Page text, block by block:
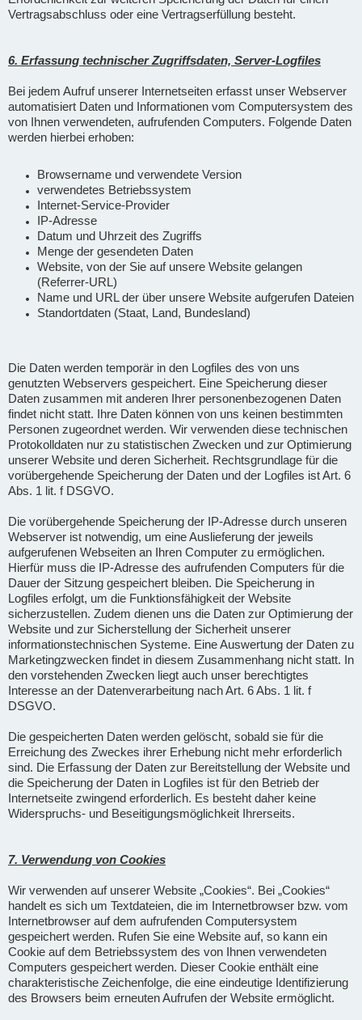
Vertragsabschluss oder eine Vertragserfüllung besteht.
6. Erfassung technischer Zugriffsdaten, Server-Logfiles
Bei jedem Aufruf unserer Internetseiten erfasst unser Webserver
automatisiert Daten und Informationen vom Computersystem des
von Ihnen verwendeten, aufrufenden Computers. Folgende Daten
werden hierbei erhoben:
Browsername und verwendete Version
verwendetes Betriebssystem
Internet-Service-Provider
IP-Adresse
Datum und Uhrzeit des Zugriffs
Menge der gesendeten Daten
Website, von der Sie auf unsere Website gelangen
(Referrer-URL)
Name und URL der über unsere Website aufgerufen Dateien
Standortdaten (Staat, Land, Bundesland)
Die Daten werden temporär in den Logfiles des von uns
genutzten Webservers gespeichert. Eine Speicherung dieser
Daten zusammen mit anderen Ihrer personenbezogenen Daten
findet nicht statt. Ihre Daten können von uns keinen bestimmten
Personen zugeordnet werden. Wir verwenden diese technischen
Protokolldaten nur zu statistischen Zwecken und zur Optimierung
unserer Website und deren Sicherheit. Rechtsgrundlage für die
vorübergehende Speicherung der Daten und der Logfiles ist Art. 6
Abs. 1 lit. f DSGVO.
Die vorübergehende Speicherung der IP-Adresse durch unseren
Webserver ist notwendig, um eine Auslieferung der jeweils
aufgerufenen Webseiten an Ihren Computer zu ermöglichen.
Hierfür muss die IP-Adresse des aufrufenden Computers für die
Dauer der Sitzung gespeichert bleiben. Die Speicherung in
Logfiles erfolgt, um die Funktionsfähigkeit der Website
sicherzustellen. Zudem dienen uns die Daten zur Optimierung der
Website und zur Sicherstellung der Sicherheit unserer
informationstechnischen Systeme. Eine Auswertung der Daten zu
Marketingzwecken findet in diesem Zusammenhang nicht statt. In
den vorstehenden Zwecken liegt auch unser berechtigtes
Interesse an der Datenverarbeitung nach Art. 6 Abs. 1 lit. f
DSGVO.
Die gespeicherten Daten werden gelöscht, sobald sie für die
Erreichung des Zweckes ihrer Erhebung nicht mehr erforderlich
sind. Die Erfassung der Daten zur Bereitstellung der Website und
die Speicherung der Daten in Logfiles ist für den Betrieb der
Internetseite zwingend erforderlich. Es besteht daher keine
Widerspruchs- und Beseitigungsmöglichkeit Ihrerseits.
7. Verwendung von Cookies
Wir verwenden auf unserer Website „Cookies“. Bei „Cookies“
handelt es sich um Textdateien, die im Internetbrowser bzw. vom
Internetbrowser auf dem aufrufenden Computersystem
gespeichert werden. Rufen Sie eine Website auf, so kann ein
Cookie auf dem Betriebssystem des von Ihnen verwendeten
Computers gespeichert werden. Dieser Cookie enthält eine
charakteristische Zeichenfolge, die eine eindeutige Identifizierung
des Browsers beim erneuten Aufrufen der Website ermöglicht.